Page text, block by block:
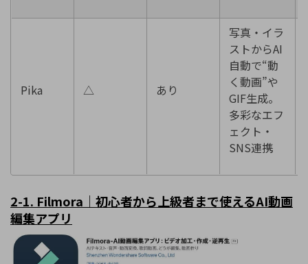
Pika △ あり
写真・イラ
ストからAI
自動で“動
く動画”や
GIF生成。
多彩なエフ
ェクト・
SNS連携
2-1. Filmora ｜初心者から上級者まで使えるAI動画
編集アプリ